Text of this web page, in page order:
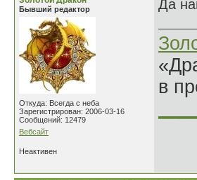
Бывший редактор
Откуда: Всегда с неба
Зарегистрирован: 2006-03-16
Сообщений: 12479
Вебсайт
Да
в
Неактивен